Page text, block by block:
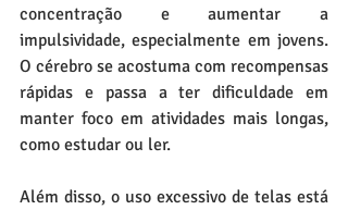
concentração e aumentar a
impulsividade, especialmente em jovens.
O cérebro se acostuma com recompensas
rápidas e passa a ter dificuldade em
manter foco em atividades mais longas,
como estudar ou ler.
Além disso, o uso excessivo de telas está